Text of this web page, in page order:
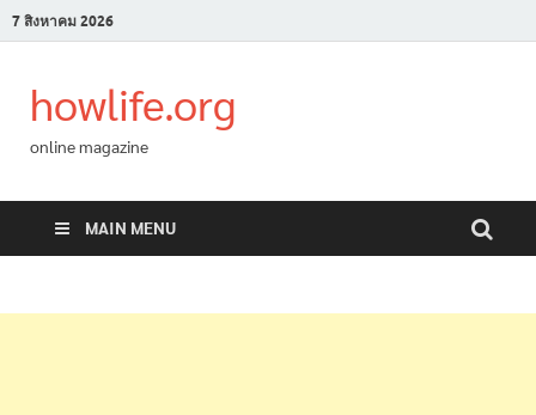
7 สิงหาคม 2026
howlife.org
online magazine
MAIN MENU